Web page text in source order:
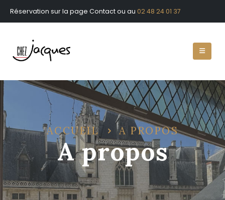
Réservation sur la page Contact ou au 02 48 24 01 37
ACCUEIL A PROPOS
A propos